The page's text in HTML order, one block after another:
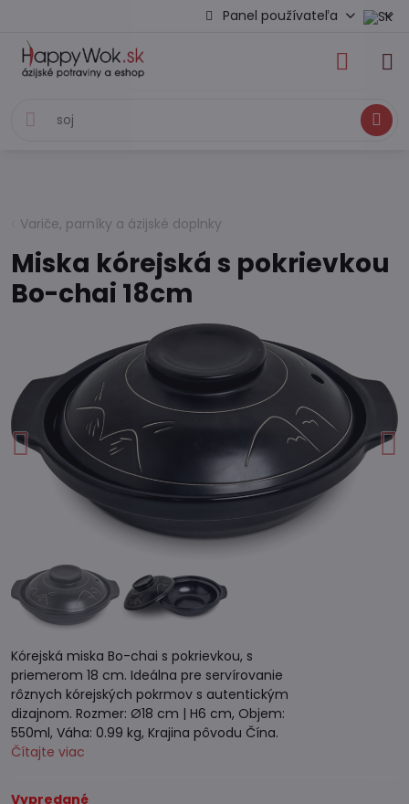
Panel používateľa
Hľadať
Variče, parníky a ázijské doplnky
Miska kórejská s pokrievkou
Bo-chai 18cm
Kórejská miska Bo-chai s pokrievkou, s
priemerom 18 cm. Ideálna pre servírovanie
rôznych kórejských pokrmov s autentickým
dizajnom. Rozmer: Ø18 cm | H6 cm, Objem:
550ml, Váha: 0.99 kg, Krajina pôvodu Čína.
Čítajte viac
Vypredané